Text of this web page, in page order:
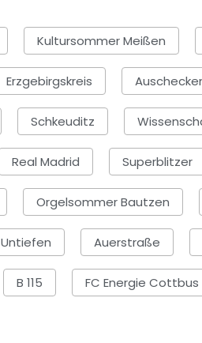
Kultursommer Meißen
Erzgebirgskreis
Schkeuditz
Real Madrid Superblitzer
Orgelsommer Bautzen
Untiefen Auerstraße
B 115 FC Energie Cottbus